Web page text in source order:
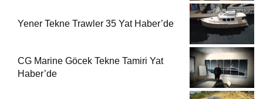
Yener Tekne Trawler 35 Yat Haber’de
CG Marine Göcek Tekne Tamiri Yat
Haber’de